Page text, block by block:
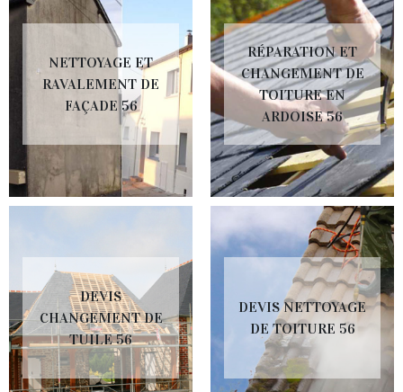
NETTOYAGE ET
RAVALEMENT DE
FAÇADE 56
RÉPARATION ET
CHANGEMENT DE
TOITURE EN
ARDOISE 56
DEVIS
CHANGEMENT DE
TUILE 56
DEVIS NETTOYAGE
DE TOITURE 56